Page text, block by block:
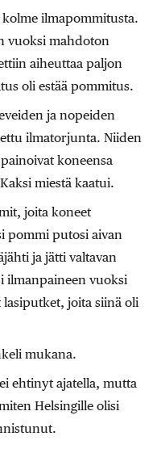
ilmapommitusta.
vuoksi mahdoton
aiheuttaa paljon
oli estää pommitus.
ja nopeiden
ilmatorjunta. Niiden
koneensa
miestä kaatui.
joita koneet
pommi putosi aivan
ja jätti valtavan
ilmanpaineen vuoksi
joita siinä oli
mukana.
ehtinyt ajatella, mutta
Helsingille olisi